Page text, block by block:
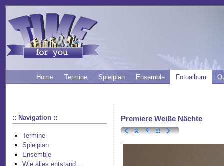
Home Termine Spielplan Ensemble Fotoalbum
:: Navigation ::
Termine
Spielplan
Ensemble
Wie alles entstand ...
Premiere Weiße Nächte